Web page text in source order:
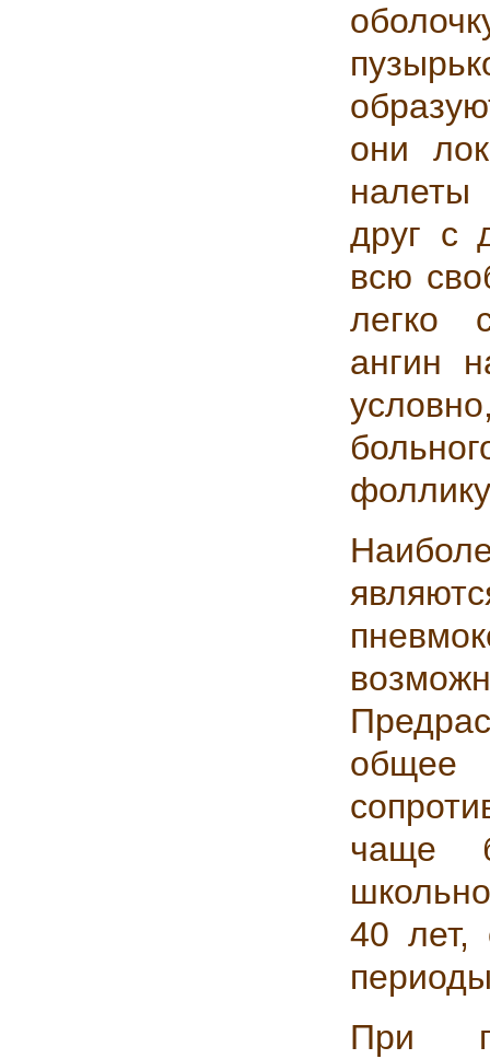
они
налеты
друг с
всю
легко
ангин
чаще
40 лет,
При